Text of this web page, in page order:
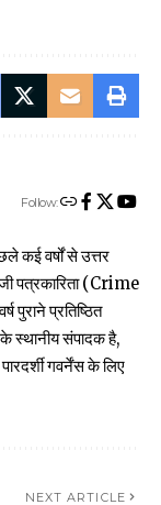
Follow:
कई वर्षों से उत्तर
पत्रकारिता (Crime
प्रतिष्ठित
संपादक है,
गवर्नेंस के लिए
NEXT ARTICLE